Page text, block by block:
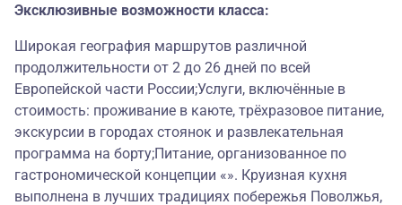
Эксклюзивные возможности класса:
Широкая география маршрутов различной
продолжительности от 2 до 26 дней по всей
Европейской части России;Услуги, включённые в
стоимость: проживание в каюте, трёхразовое питание,
экскурсии в городах стоянок и развлекательная
программа на борту;Питание, организованное по
гастрономической концепции «». Круизная кухня
выполнена в лучших традициях побережья Поволжья,